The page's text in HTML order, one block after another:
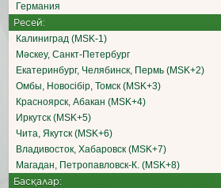
Германия
Ресей:
Калиниград (MSK-1)
Мәскеу, Санкт-Петербург
Екатеринбург, Челябинск, Пермь (MSK+2)
Омбы, Новосібір, Томск (MSK+3)
Красноярск, Абакан (MSK+4)
Иркутск (MSK+5)
Чита, Якутск (MSK+6)
Владивосток, Хабаровск (MSK+7)
Магадан, Петропавловск-К. (MSK+8)
Басқалар: